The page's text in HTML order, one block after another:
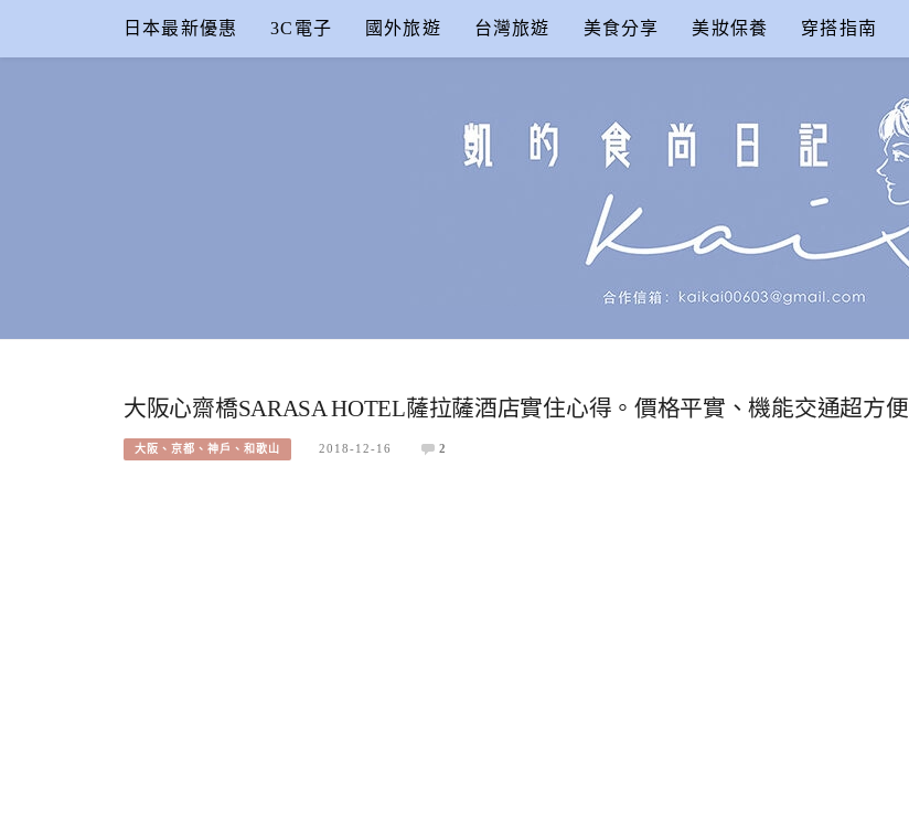
content
日本最新優惠 3C電子 國外旅遊 台灣旅遊 美食分享 美妝保養 穿搭指南
大阪心齋橋SARASA HOTEL薩拉薩酒店實住心得。價格平實、機能交通超方便
大阪、京都、神戶、和歌山 2018-12-16 2